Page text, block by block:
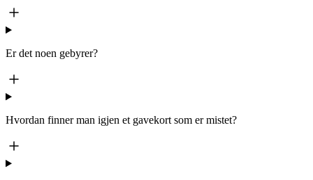
Er det noen gebyrer?
Hvordan finner man igjen et gavekort som er mistet?